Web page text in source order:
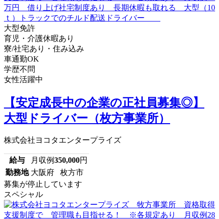
大型免許
育児・介護休暇あり
寮/社宅あり・住み込み
車通勤OK
学歴不問
女性活躍中
【安定成長中の企業の正社員募集◎】
大型ドライバー（枚方事業所）
株式会社ヨコタエンタープライズ
給与 月収例350,000円
勤務地 大阪府 枚方市
募集が停止しています
スペシャル